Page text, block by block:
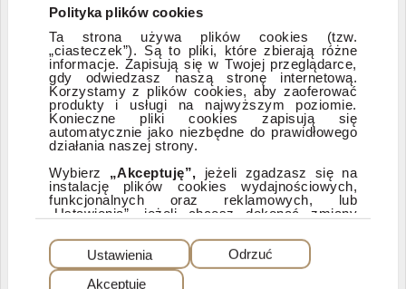
Polityka plików cookies
Ta strona używa plików cookies (tzw.
„ciasteczek”). Są to pliki, które zbierają różne
informacje. Zapisują się w Twojej przeglądarce,
gdy odwiedzasz naszą stronę internetową.
Korzystamy z plików cookies, aby zaoferować
produkty i usługi na najwyższym poziomie.
Konieczne pliki cookies zapisują się
automatycznie jako niezbędne do prawidłowego
działania naszej strony.
Wybierz „Akceptuję”, jeżeli zgadzasz się na
instalację plików cookies wydajnościowych,
funkcjonalnych oraz reklamowych, lub
„Ustawienia”, jeżeli chcesz dokonać zmiany
Dzięki plikom cookies możemy: udostępniać
nasz serwis, dostosowywać go do Twoich
preferencji, a także analizować, jakie strony
Akceptuję
Ustawienia Odrzuć
Zastrzeżenia prawne
ESG
PEŁNA WERSJA SERWISU